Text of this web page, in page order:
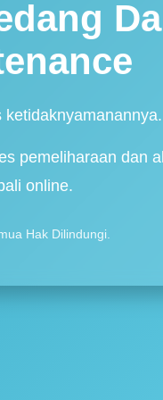
ketidaknyamanannya.
pemeliharaan dan
online.
Hak Dilindungi.